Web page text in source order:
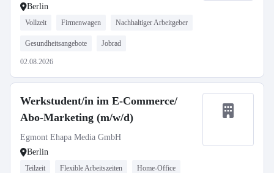
Berlin
Vollzeit Firmenwagen Nachhaltiger Arbeitgeber
Gesundheitsangebote Jobrad
02.08.2026
Werkstudent/in im E-Commerce/
Abo-Marketing (m/w/d)
Egmont Ehapa Media GmbH
Berlin
Teilzeit Flexible Arbeitszeiten Home-Office